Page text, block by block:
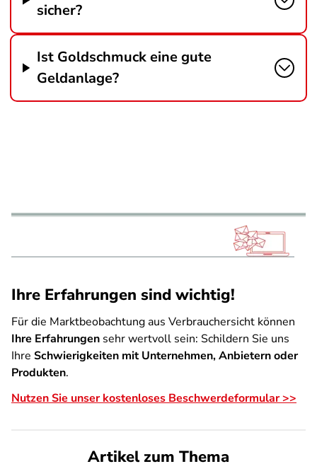
sicher?
Ist Goldschmuck eine gute
Geldanlage?
Ihre Erfahrungen sind wichtig!
Für die Marktbeobachtung aus Verbrauchersicht können
Ihre Erfahrungen sehr wertvoll sein: Schildern Sie uns
Ihre Schwierigkeiten mit Unternehmen, Anbietern oder
Produkten.
Nutzen Sie unser kostenloses Beschwerdeformular >>
Artikel zum Thema